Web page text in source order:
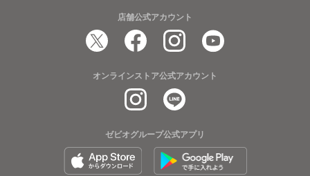
店舗公式アカウント
オンラインストア公式アカウント
ゼビオグループ公式アプリ